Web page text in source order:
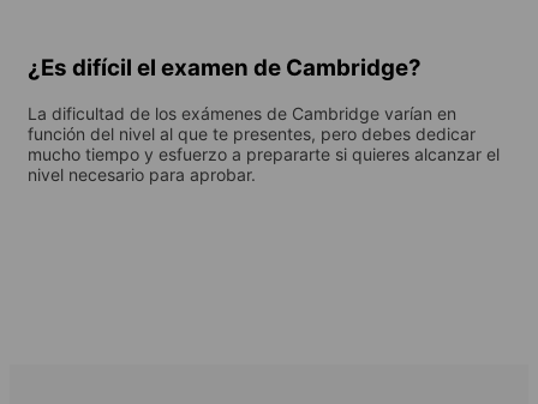
¿Es difícil el examen de Cambridge?
La dificultad de los exámenes de Cambridge varían en
función del nivel al que te presentes, pero debes dedicar
mucho tiempo y esfuerzo a prepararte si quieres alcanzar el
nivel necesario para aprobar.